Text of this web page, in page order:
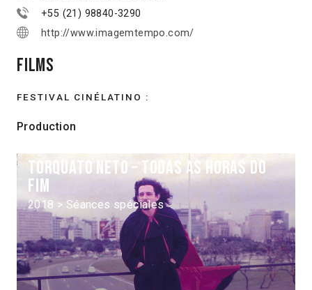
+55 (21) 98840-3290
http://www.imagemtempo.com/
Films
FESTIVAL CINÉLATINO :
Production
Torquato Neto – Todas as horas do
fim
2018 > Séances spéciales